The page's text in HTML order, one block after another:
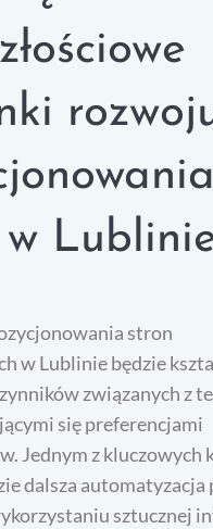
stron
w Lublinie będzie
związanych z
się preferencjami
Jednym z kluczowych
dalsza automatyzacja
sztucznej